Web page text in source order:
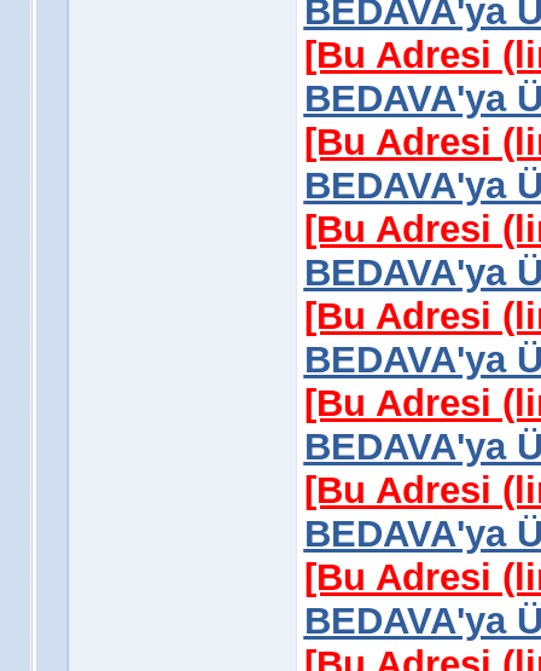
BEDAVA'ya
[Bu Adresi
BEDAVA'ya
[Bu Adresi
BEDAVA'ya
[Bu Adresi
BEDAVA'ya
[Bu Adresi
BEDAVA'ya
[Bu Adresi
BEDAVA'ya
[Bu Adresi
BEDAVA'ya
[Bu Adresi
BEDAVA'ya